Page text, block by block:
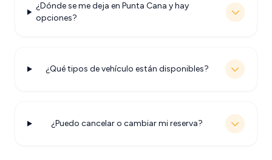
¿Dónde se me deja en Punta Cana y hay
opciones?
¿Qué tipos de vehículo están disponibles?
¿Puedo cancelar o cambiar mi reserva?